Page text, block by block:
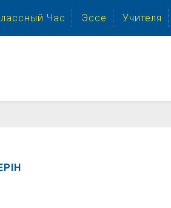
Час Эссе Учителя